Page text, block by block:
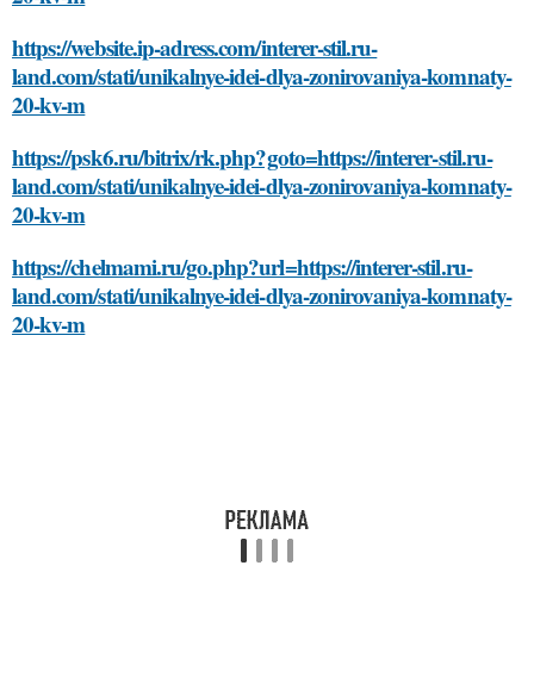
https://website.ip-adress.com/interer-stil.ru-
land.com/stati/unikalnye-idei-dlya-zonirovaniya-komnaty-
20-kv-m
https://psk6.ru/bitrix/rk.php?goto=https://interer-stil.ru-
land.com/stati/unikalnye-idei-dlya-zonirovaniya-komnaty-
20-kv-m
https://chelmami.ru/go.php?url=https://interer-stil.ru-
land.com/stati/unikalnye-idei-dlya-zonirovaniya-komnaty-
20-kv-m